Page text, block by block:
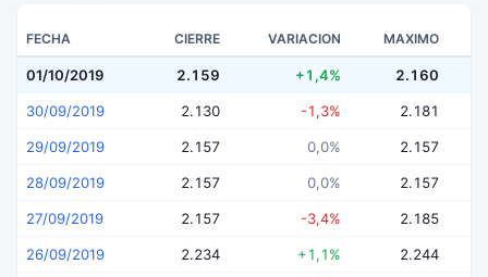
FECHA CIERRE VARIACION MAXIMO
01/10/2019 2.159 +1,4% 2.160
30/09/2019 2.130 -1,3% 2.181
29/09/2019 2.157 0,0% 2.157
28/09/2019 2.157 0,0% 2.157
27/09/2019 2.157 -3,4% 2.185
26/09/2019 2.234 +1,1% 2.244